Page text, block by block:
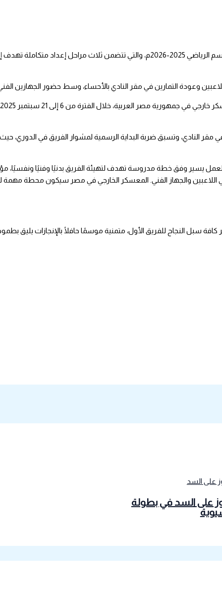
أعلنت إدارة الفريق الأول بنادي الجيل الرياضي عن الروزنامة التحضيرية للموسم الرياضي 2025-2026م، والتي تتضمن ثلاث
والأخيرة بتاريخ 24 سبتمبر 2025م، والتي ستُقام في مقر النادي، وتسبق ضربة البداية الرسمية لمشوار الفريق في
يسير وفق خطة مدروسة تهدف لتهيئة الفريق بدنيًا وفنيًا ونفسيًا،
اللاعبين والجهاز الفني. المعسكر الخارجي في مصر سيكون محطة مهمة
سبل النجاح للفريق الأول، متمنية موسمًا حافلًا بالإنجازات يليق
على السد في بطولة